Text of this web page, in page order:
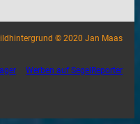
© 2020 Jan Maas
Werben auf SegelReporter